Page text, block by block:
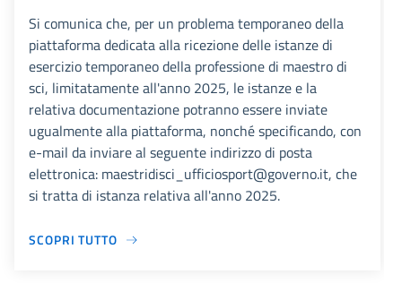
Si comunica che, per un problema temporaneo della
piattaforma dedicata alla ricezione delle istanze di
esercizio temporaneo della professione di maestro di
sci, limitatamente all'anno 2025, le istanze e la
relativa documentazione potranno essere inviate
ugualmente alla piattaforma, nonché specificando, con
e-mail da inviare al seguente indirizzo di posta
elettronica: maestridisci_ufficiosport@governo.it, che
si tratta di istanza relativa all'anno 2025.
SCOPRI TUTTO